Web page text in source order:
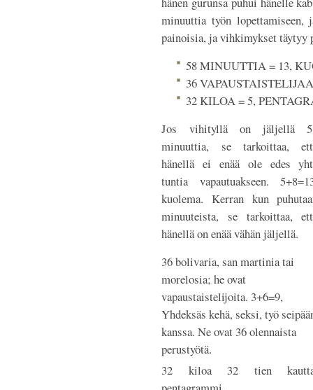
minuuttia työn
painoisia, ja vihkimykset täytyy
58 MINUUTTIA = 13,
36
32 KILOA = 5,
Jos vihityllä on jäljellä
minuuttia, se tarkoittaa,
hänellä ei enää ole edes
tuntia vapautuakseen.
kuolema. Kerran kun
minuuteista, se tarkoittaa,
hänellä on enää vähän jäljellä.
36 bolivaria, san martinia tai
morelosia; he ovat
vapaustaistelijoita. 3+6=9,
Yhdeksäs kehä, seksi, työ
kanssa. Ne ovat 36 olennaista
perustyötä.
32 kiloa 32 tien